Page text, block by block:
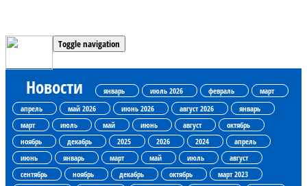
Toggle navigation
Новости январь июль 2026 февраль
март
апрель
май 2026 июнь 2026 август 2026
январь
март
июль май июнь август
октябрь
ноябрь
декабрь 2025 2026 2024
апрель
июнь
январь март май июль
август
сентябрь
ноябрь декабрь октябрь
март 2023